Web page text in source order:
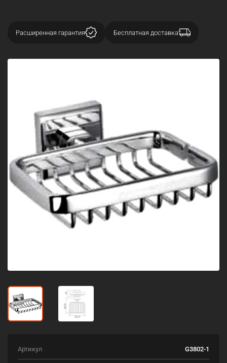
Расширенная гарантия Бесплатная доставка
Артикул G3802-1